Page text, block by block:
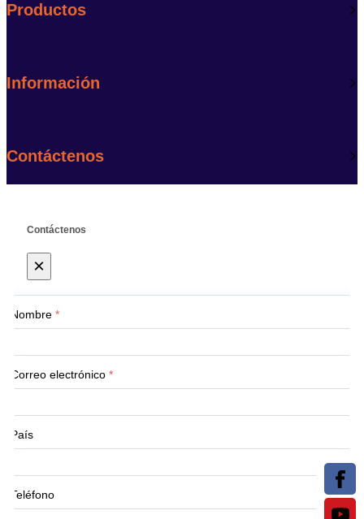
Productos
Información
Contáctenos
Contáctenos
×
Nombre *
Correo electrónico *
País
Teléfono